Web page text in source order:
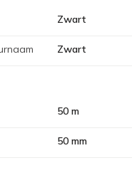
Zwart
Zwart
50 m
50 mm